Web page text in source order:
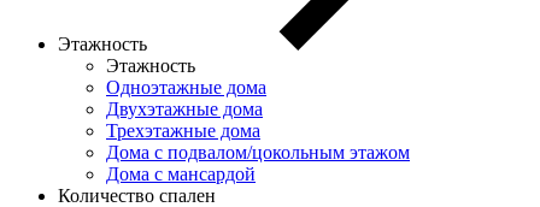
Этажность
Этажность
Одноэтажные дома
Двухэтажные дома
Трехэтажные дома
Дома с подвалом/цокольным этажом
Дома с мансардой
Количество спален